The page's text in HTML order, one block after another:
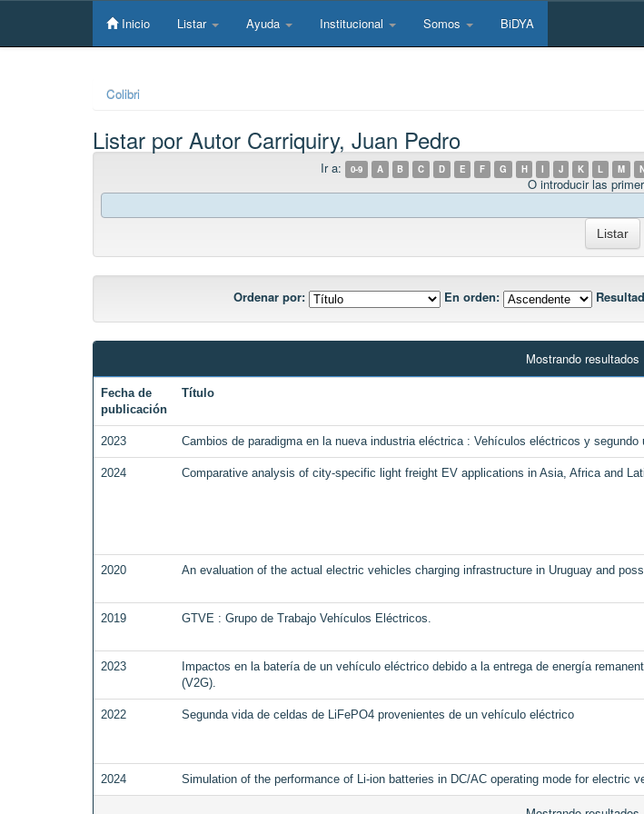
Skip
Inicio Listar Ayuda Institucional Somos BiDYA
Colibri
Listar por Autor Carriquiry, Juan Pedro
Ir a: 0-9 A B C D E F G H I J K L M
O introducir las
Ordenar por: En orden:
Mostrando resultados
Fecha de
publicación
Título
2023 Cambios de paradigma en la nueva industria eléctrica : Vehículos eléctricos y segundo
2024 Comparative analysis of city-specific light freight EV applications in Asia, Africa and
2020 An evaluation of the actual electric vehicles charging infrastructure in Uruguay and
2019 GTVE : Grupo de Trabajo Vehículos Eléctricos.
2023
Impactos en la batería de un vehículo eléctrico debido a la entrega de energía
(V2G).
2022 Segunda vida de celdas de LiFePO4 provenientes de un vehículo eléctrico
2024 Simulation of the performance of Li-ion batteries in DC/AC operating mode for electric